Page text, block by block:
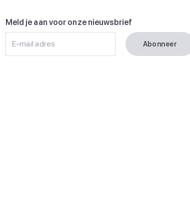
Meld je aan voor onze nieuwsbrief
E-mail adres Abonneer